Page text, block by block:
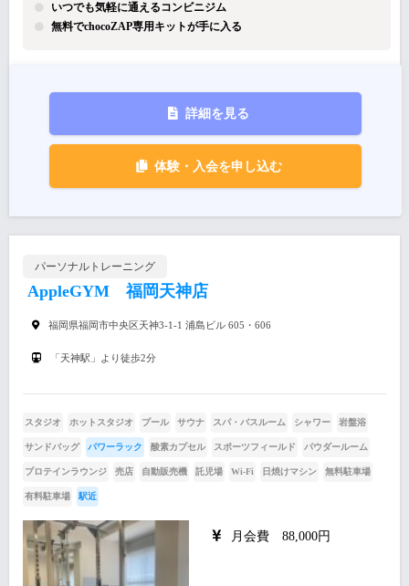
いつでも気軽に通えるコンビニジム
無料でchocoZAP専用キットが手に入る
詳細を見る
体験・入会を申し込む
パーソナルトレーニング
AppleGYM 福岡天神店
福岡県福岡市中央区天神3-1-1 浦島ビル 605・606
「天神駅」より徒歩2分
スタジオ ホットスタジオ プール サウナ スパ・バスルーム シャワー 岩盤浴
サンドバッグ パワーラック 酸素カプセル スポーツフィールド パウダールーム
プロテインラウンジ 売店 自動販売機 託児場 Wi-Fi 日焼けマシン 無料駐車場
有料駐車場 駅近
月会費 88,000円